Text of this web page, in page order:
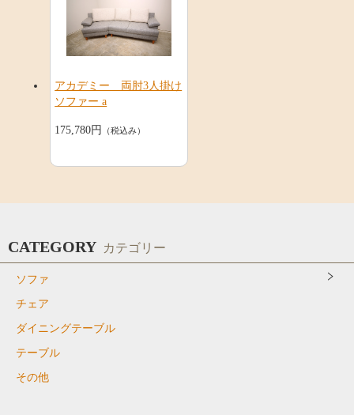
アカデミー 両肘3人掛け
ソファー a
175,780円 （税込み）
CATEGORY カテゴリー
ソファ
チェア
ダイニングテーブル
テーブル
その他